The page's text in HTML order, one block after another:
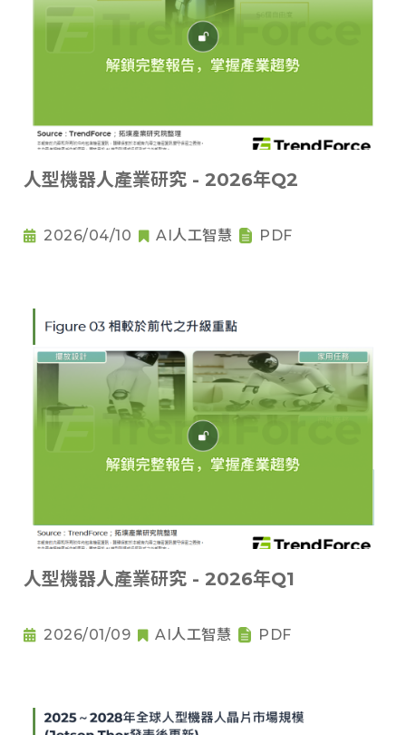
人型機器人產業研究 - 2026年Q2
2026/04/10 AI人工智慧 PDF
人型機器人產業研究 - 2026年Q1
2026/01/09 AI人工智慧 PDF